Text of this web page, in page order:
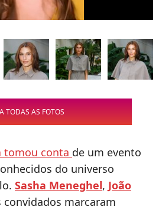
TODAS AS FOTOS
tomou conta de um evento
do universo
Sasha Meneghel, João
convidados marcaram